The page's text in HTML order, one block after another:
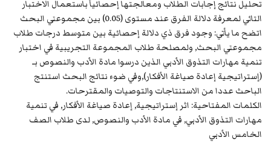
تحليل نتائج إجابات الطلاب ومعالجتها إحصائياً باستعمال الاختبار
التائي لمعرفة دلالة الفرق عند مستوى (0.05) بين مجموعتي البحث
اتضح ما يأتي: وجود فرق ذي دلالة إحصائية بين متوسط درجات طلاب
مجموعتي البحث, ولمصلحة طلاب المجموعة التجريبية في اختبار
تنمية مهارات التذوق الأدبي الذين درسوا مادة الأدب والنصوص بـ
(إستراتيجية إعادة صياغة الأفكار),وفي ضوء نتائج البحث استنتج
الباحث عددا من الاستنتاجات والتوصيات والمقترحات.
الكلمات المفتاحية: اثر إستراتيجية, إعادة صياغة الأفكار, في تنمية
مهارات التذوق الأدبي, في مادة الأدب والنصوص, لدى طلاب الصف
الخامس الأدبي